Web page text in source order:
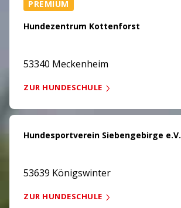
PREMIUM
Hundezentrum Kottenforst
53340 Meckenheim
ZUR HUNDESCHULE
Hundesportverein Siebengebirge e.V.
53639 Königswinter
ZUR HUNDESCHULE